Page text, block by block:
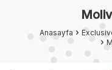
Anasayfa